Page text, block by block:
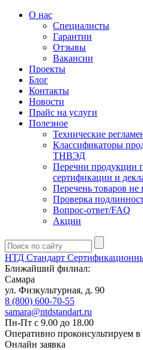
О нас
Специалисты
Гарантии
Отзывы
Вакансии
Проекты
Блог
Контакты
Новости
Прайс на услуги
Полезное
Технические
Классификаторы
ТНВЭД
Перечни продукции
сертификации и
Перечень товаров
Проверка
Вопрос-ответ/FAQ
Акции
НТД Стандарт
Ближайший филиал:
Самара
ул. Физкультурная, д. 90
8 (800) 600-70-55
samara@ntdstandart.ru
Пн-Пт с 9.00 до 18.00
Оперативно проконсультируем
Онлайн заявка